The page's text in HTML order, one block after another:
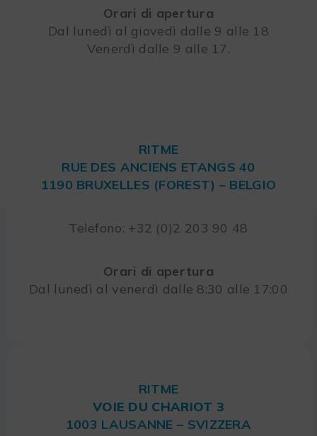
Orari di apertura
Dal lunedì al giovedì dalle 9 alle 18
Venerdì dalle 9 alle 17.
RITME
RUE DES ANCIENS ETANGS 40
1190 BRUXELLES (FOREST) – BELGIO
Telefono: +32 (0)2 203 90 48
Orari di apertura
Dal lunedì al venerdì dalle 8:30 alle 17:00
RITME
VOIE DU CHARIOT 3
1003 LAUSANNE – SVIZZERA